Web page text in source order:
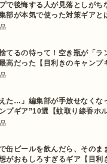
で後悔する人が見落としがち
部が本気で使った対策ギアと
てるの待って！空き瓶が「ラ
高だった【目利きのキャンプ
えた…」編集部が手放せなくな
プギア”10選【蚊取り線香ホ
缶ビールを飲んだら、そのま
がおもしろすぎるギア【目利